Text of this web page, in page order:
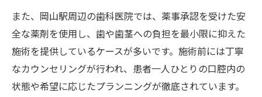
自分に合うホワイトニング方法の選び方ガイド
自分に合うホワイトニング方法を歯科医院
で相談
ホームとオフィス型ホワイトニングの違い
とは
また、岡山駅周辺の歯科医院では、薬事承認を受けた安
全な薬剤を使用し、歯や歯茎への負担を最小限に抑えた
施術を提供しているケースが多いです。施術前には丁寧
なカウンセリングが行われ、患者一人ひとりの口腔内の
状態や希望に応じたプランニングが徹底されています。